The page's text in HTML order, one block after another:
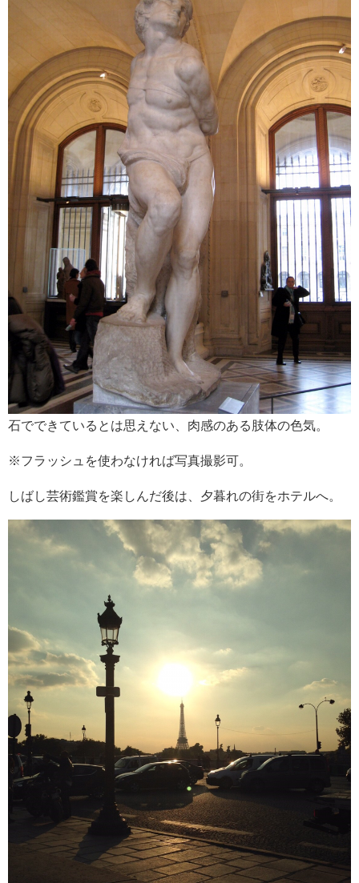
石でできているとは思えない、肉感のある肢体の色気。
※フラッシュを使わなければ写真撮影可。
しばし芸術鑑賞を楽しんだ後は、夕暮れの街をホテルへ。